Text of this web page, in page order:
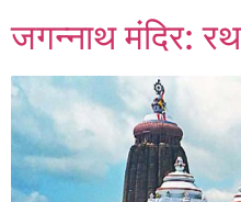
जगन्नाथ मंदिर: